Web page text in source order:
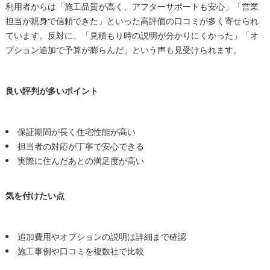
利用者からは「施工品質が高く、アフターサポートも安心」「営業
担当が親身で信頼できた」といった高評価の口コミが多く寄せられ
ています。反対に、「見積もり時の説明が分かりにくかった」「オ
プション追加で予算が膨らんだ」という声も見受けられます。
良い評判が多いポイント
保証期間が長く住宅性能が高い
担当者の対応が丁寧で安心できる
実際に住んだあとの満足度が高い
気を付けたい点
追加費用やオプションの説明は詳細まで確認
施工事例や口コミを複数社で比較